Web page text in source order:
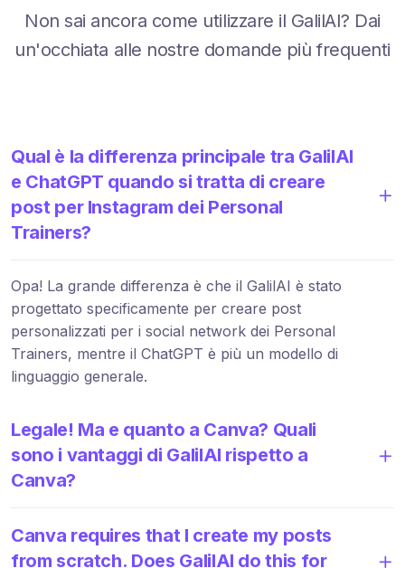
Non sai ancora come utilizzare il GalilAI? Dai
un'occhiata alle nostre domande più frequenti
Qual è la differenza principale tra GalilAI
e ChatGPT quando si tratta di creare
post per Instagram dei Personal
Trainers?
Opa! La grande differenza è che il GalilAI è stato
progettato specificamente per creare post
personalizzati per i social network dei Personal
Trainers, mentre il ChatGPT è più un modello di
linguaggio generale.
Legale! Ma e quanto a Canva? Quali
sono i vantaggi di GalilAI rispetto a
Canva?
Canva requires that I create my posts
from scratch. Does GalilAI do this for